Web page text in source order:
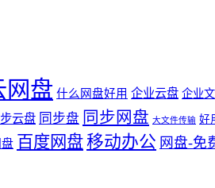
网盘 什么网盘好用 企业云盘 企业
云盘 同步盘 同步网盘 大文件传输 好
百度网盘 移动办公 网盘-免